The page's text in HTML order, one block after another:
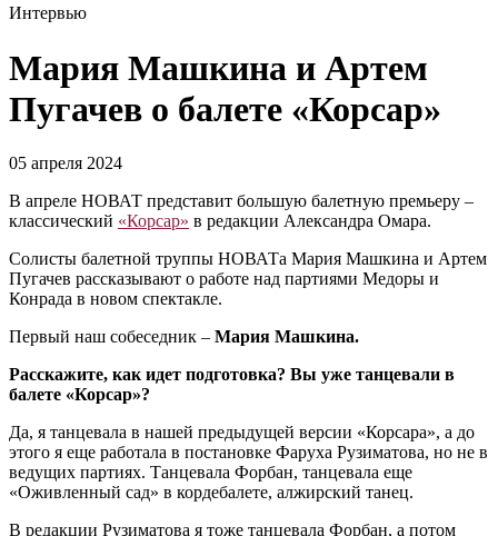
Интервью
Мария Машкина и Артем
Пугачев о балете «Корсар»
05 апреля 2024
В апреле НОВАТ представит большую балетную премьеру ‒
классический «Корсар» в редакции Александра Омара.
Солисты балетной труппы НОВАТа Мария Машкина и Артем
Пугачев рассказывают о работе над партиями Медоры и
Конрада в новом спектакле.
Первый наш собеседник ‒ Мария Машкина.
Расскажите, как идет подготовка? Вы уже танцевали в
балете «Корсар»?
Да, я танцевала в нашей предыдущей версии «Корсара», а до
этого я еще работала в постановке Фаруха Рузиматова, но не в
ведущих партиях. Танцевала Форбан, танцевала еще
«Оживленный сад» в кордебалете, алжирский танец.
В редакции Рузиматова я тоже танцевала Форбан, а потом